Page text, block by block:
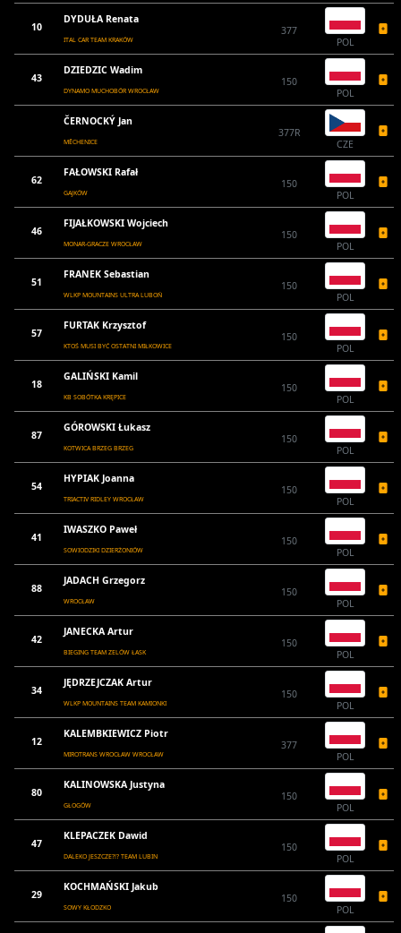
10
DYDUŁA Renata
ITAL CAR TEAM KRAKÓW
377
POL
43
DZIEDZIC Wadim
DYNAMO MUCHOBÓR WROCŁAW
150
POL
ČERNOCKÝ Jan
MĚCHENICE
377R
CZE
62
FAŁOWSKI Rafał
GAJKÓW
150
POL
46
FIJAŁKOWSKI Wojciech
MONAR-GRACZE WROCŁAW
150
POL
51
FRANEK Sebastian
WLKP MOUNTAINS ULTRA LUBOŃ
150
POL
57
FURTAK Krzysztof
KTOŚ MUSI BYĆ OSTATNI MIŁKOWICE
150
POL
18
GALIŃSKI Kamil
KB SOBÓTKA KRĘPICE
150
POL
87
GÓROWSKI Łukasz
KOTWICA BRZEG BRZEG
150
POL
54
HYPIAK Joanna
TRIACTIV RIDLEY WROCŁAW
150
POL
41
IWASZKO Paweł
SOWIODZIKI DZIERŻONIÓW
150
POL
88
JADACH Grzegorz
WROCŁAW
150
POL
42
JANECKA Artur
BIEGING TEAM ZELÓW ŁASK
150
POL
34
JĘDRZEJCZAK Artur
WLKP MOUNTAINS TEAM KAMIONKI
150
POL
12
KALEMBKIEWICZ Piotr
MIROTRANS WROCŁAW WROCŁAW
377
POL
80
KALINOWSKA Justyna
GŁOGÓW
150
POL
47
KLEPACZEK Dawid
DALEKO JESZCZE?!? TEAM LUBIN
150
POL
29
KOCHMAŃSKI Jakub
SOWY KŁODZKO
150
POL